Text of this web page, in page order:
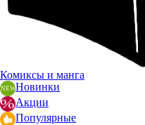
Комиксы и манга
Новинки
Акции
Популярные